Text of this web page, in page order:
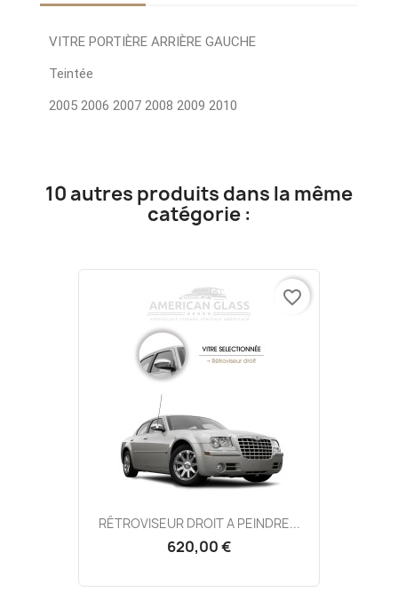
VITRE PORTIÈRE ARRIÈRE GAUCHE
Teintée
2005 2006 2007 2008 2009 2010
10 autres produits dans la même
catégorie :
RÉTROVISEUR DROIT A PEINDRE...
620,00 €
favorite_border